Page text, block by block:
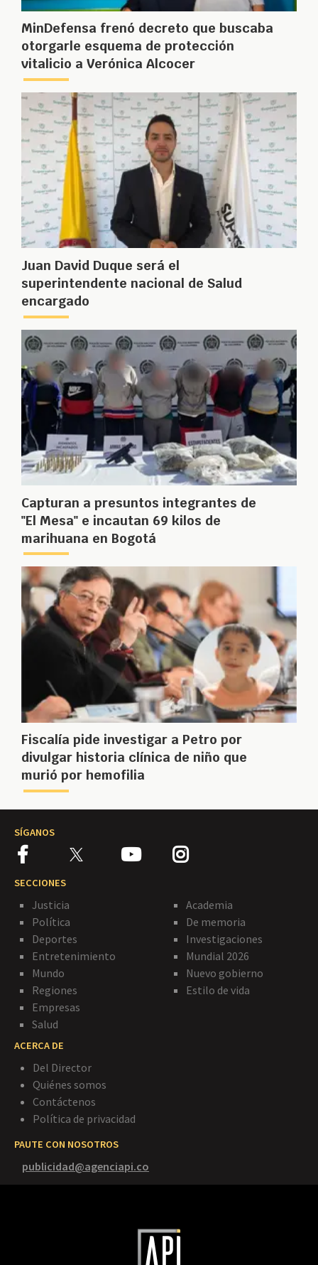
MinDefensa frenó decreto que buscaba
otorgarle esquema de protección
vitalicio a Verónica Alcocer
Juan David Duque será el
superintendente nacional de Salud
encargado
Capturan a presuntos integrantes de
"El Mesa" e incautan 69 kilos de
marihuana en Bogotá
Fiscalía pide investigar a Petro por
divulgar historia clínica de niño que
murió por hemofilia
SÍGANOS
SECCIONES
Justicia
Política
Deportes
Entretenimiento
Mundo
Regiones
Empresas
Salud
Academia
De memoria
Investigaciones
Mundial 2026
Nuevo gobierno
Estilo de vida
ACERCA DE
Del Director
Quiénes somos
Contáctenos
Política de privacidad
PAUTE CON NOSOTROS
publicidad@agenciapi.co